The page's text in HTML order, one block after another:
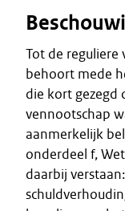
Tot de
behoort mede
die kort gezegd
vennootschap
aanmerkelijk
onderdeel f,
daarbij